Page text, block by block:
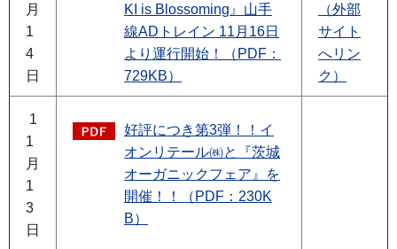
月
1
4
日
KI is Blossoming』山手
線ADトレイン 11月16日
より運行開始！（PDF：
729KB）
（外部
サイト
へリン
ク）
1
1
月
1
3
日
好評につき第3弾！！イ
オンリテール㈱と『茨城
オーガニックフェア』を
開催！！（PDF：230K
B）